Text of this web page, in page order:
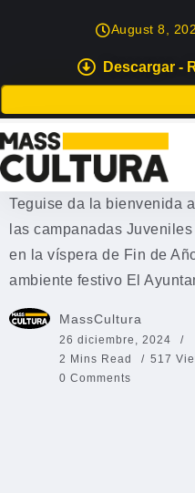
Descargar -
August 8,
EVENTOS
Las
Teguise
Teguise da la bienvenida
las campanadas
en la víspera de Fin de
ambiente festivo El
MassCultura
26 diciembre, 2024
2 Mins Read
517
0 Comments